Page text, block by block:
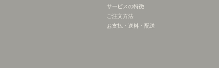
サービスの特徴
ご注文方法
お支払・送料・配送